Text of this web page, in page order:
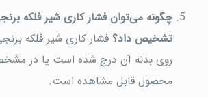
چگونه می‌توان فشار کاری شیر فلکه
تشخیص داد؟فشار کاری شیر فلکه
روی بدنه آن درج شده است یا در
محصول قابل مشاهده است.